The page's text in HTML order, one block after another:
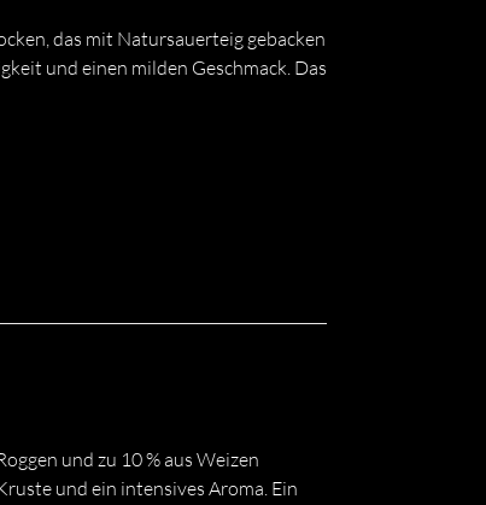
das mit Natursauerteig gebacken
und einen milden Geschmack. Das
und zu 10 % aus Weizen
und ein intensives Aroma. Ein